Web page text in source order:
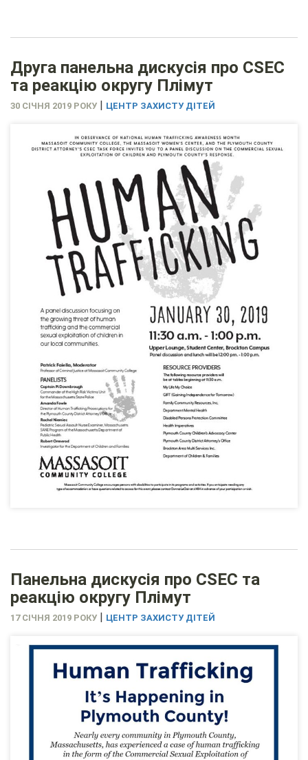
Друга панельна дискусія про CSEC
та реакцію округу Плімут
30 СІЧНЯ 2019 РОКУ | ЦЕНТР ЗАХИСТУ ДІТЕЙ
Панельна дискусія про CSEC та
реакцію округу Плімут
17 СІЧНЯ 2019 РОКУ | ЦЕНТР ЗАХИСТУ ДІТЕЙ